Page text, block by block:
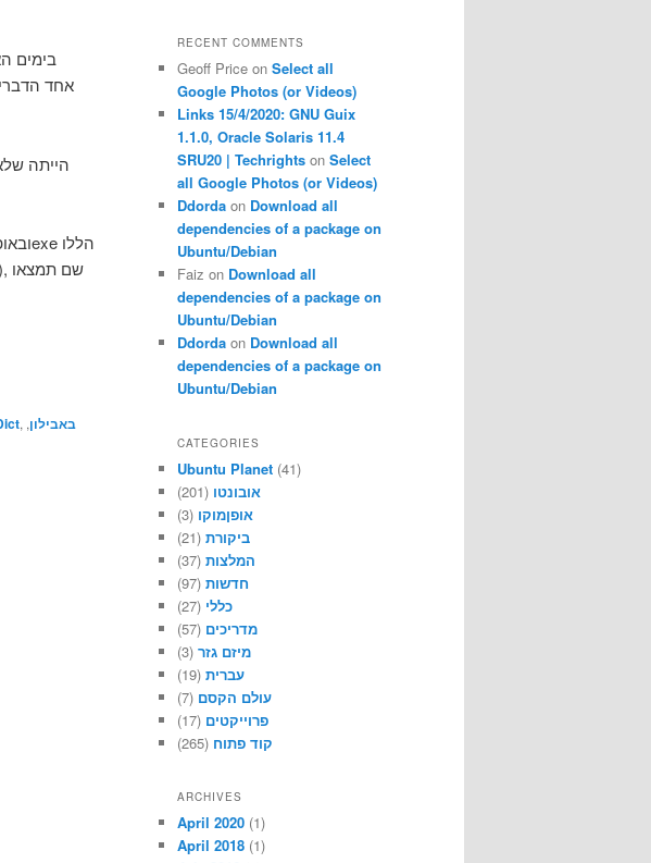
בימים
, באבילון,
RECENT COMMENTS
Geoff Price on Select all
Google Photos (or Videos)
Links 15/4/2020: GNU Guix
1.1.0, Oracle Solaris 11.4
SRU20 | Techrights on Select
all Google Photos (or Videos)
Ddorda on Download all
dependencies of a package on
Ubuntu/Debian
Faiz on Download all
dependencies of a package on
Ubuntu/Debian
Ddorda on Download all
dependencies of a package on
Ubuntu/Debian
CATEGORIES
Ubuntu Planet (41)
אובונטו (201)
אופןמוקו (3)
ביקורת (21)
המלצות (37)
חדשות (97)
כללי (27)
מדריכים (57)
מיזם גזר (3)
עברית (19)
עולם הקסם (7)
פרוייקטים (17)
קוד פתוח (265)
ARCHIVES
April 2020 (1)
April 2018 (1)